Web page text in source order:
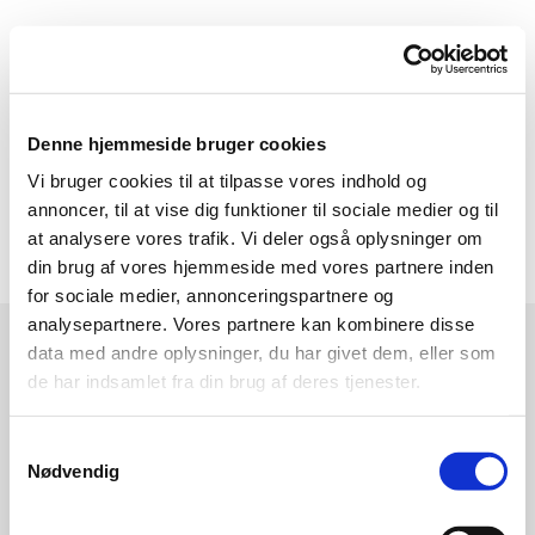
Denne hjemmeside bruger cookies
Vi bruger cookies til at tilpasse vores indhold og
annoncer, til at vise dig funktioner til sociale medier og til
at analysere vores trafik. Vi deler også oplysninger om
din brug af vores hjemmeside med vores partnere inden
for sociale medier, annonceringspartnere og
analysepartnere. Vores partnere kan kombinere disse
data med andre oplysninger, du har givet dem, eller som
de har indsamlet fra din brug af deres tjenester.
Nødvendig
Tak for din indmeldelse!
Du vil modtage en bekræftelsesmail med information
som medlemsnummer mm.
CVR:33 00 68 88
BANK: DANSKE BANK
1551 11196306